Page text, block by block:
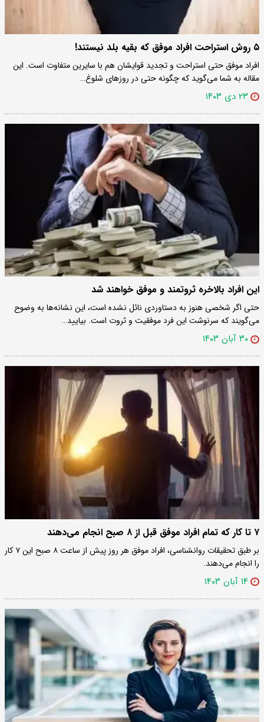
۵ روش استراحت افراد موفق که بقیه بلد نیستند!
افراد موفق حتی استراحت و تجدید قوایشان هم با سایرین متفاوت است. این
مقاله به شما می‌گوید که چگونه حتی در روزهای شلوغ…
۲۳ دی ۱۴۰۳
این افراد بالاخره ثروتمند و موفق خواهند شد
حتی اگر شخصی هنوز به دستاوردی نائل نشده است، این نشانه‌ها به وضوح
می‌گویند که سرنوشت این فرد موفقیت و ثروت است. بیایید…
۳۰ آبان ۱۴۰۳
۷ تا کار که تمام افراد موفق قبل از ۸ صبح انجام می‌دهند
بر طبق تحقیقات روانشناسی، افراد موفق هر روز پیش از ساعت ۸ صبح این ۷ کار
را انجام می‌دهند.
۱۴ آبان ۱۴۰۳